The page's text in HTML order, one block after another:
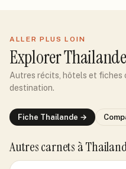
ALLER PLUS LOIN
ExplorerThailande
Autres récits, hôtels et fiches
destination.
Fiche Thailande →
Autres carnets à